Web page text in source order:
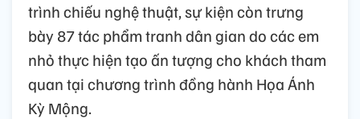
trình chiếu nghệ thuật, sự kiện còn trưng
bày 87 tác phẩm tranh dân gian do các em
nhỏ thực hiện tạo ấn tượng cho khách tham
quan tại chương trình đồng hành Họa Ánh
Kỳ Mộng.